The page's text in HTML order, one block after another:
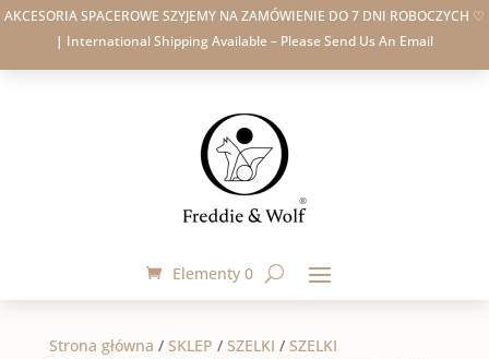
AKCESORIA SPACEROWE SZYJEMY NA ZAMÓWIENIE DO 7 DNI ROBOCZYCH ♡
| International Shipping Available – Please Send Us An Email
Elementy 0
Strona główna / SKLEP / SZELKI / SZELKI